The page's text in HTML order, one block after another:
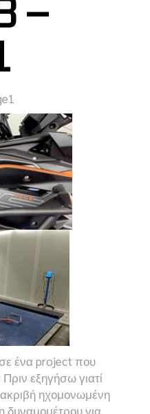
–
σε έναprojectπου
εξηγήσω γιατί
ηχομονωμένη
δυναμομέτρου για